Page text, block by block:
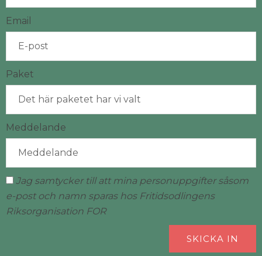
Email
Paket
Meddelande
Jag samtycker till att mina personuppgifter såsom
e-post och namn sparas hos Fritidsodlingens
Riksorganisation FOR
SKICKA IN